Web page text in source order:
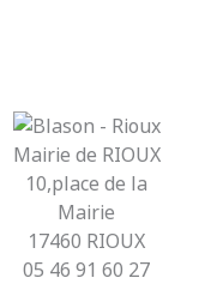
Mairie de RIOUX
10,place de la
Mairie
17460 RIOUX
05 46 91 60 27